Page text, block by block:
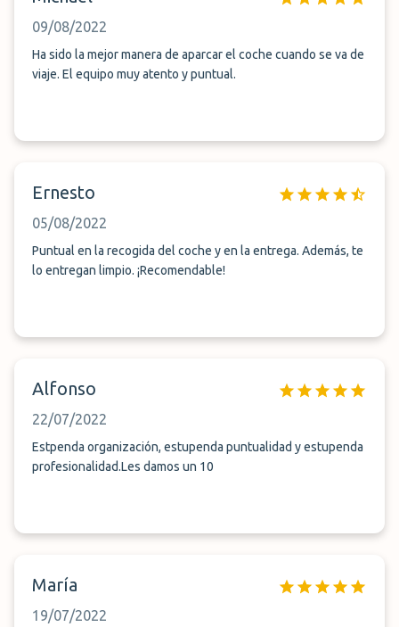
09/08/2022
Ha sido la mejor manera de aparcar el coche cuando se va de
viaje. El equipo muy atento y puntual.
Ernesto
05/08/2022
Puntual en la recogida del coche y en la entrega. Además, te
lo entregan limpio. ¡Recomendable!
Alfonso
22/07/2022
Estpenda organización, estupenda puntualidad y estupenda
profesionalidad.Les damos un 10
María
19/07/2022